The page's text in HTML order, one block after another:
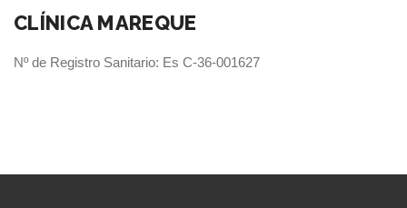
CLÍNICA MAREQUE
Nº de Registro Sanitario: Es C-36-001627